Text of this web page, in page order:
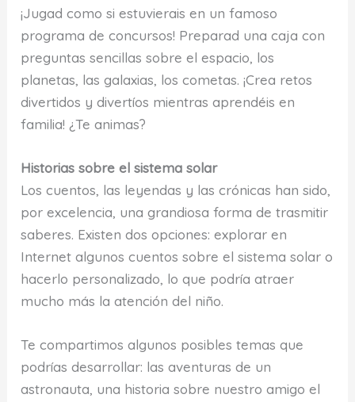
¡Jugad como si estuvierais en un famoso
programa de concursos! Preparad una caja con
preguntas sencillas sobre el espacio, los
planetas, las galaxias, los cometas. ¡Crea retos
divertidos y divertíos mientras aprendéis en
familia! ¿Te animas?
Historias sobre el sistema solar
Los cuentos, las leyendas y las crónicas han sido,
por excelencia, una grandiosa forma de trasmitir
saberes. Existen dos opciones: explorar en
Internet algunos cuentos sobre el sistema solar o
hacerlo personalizado, lo que podría atraer
mucho más la atención del niño.
Te compartimos algunos posibles temas que
podrías desarrollar: las aventuras de un
astronauta, una historia sobre nuestro amigo el